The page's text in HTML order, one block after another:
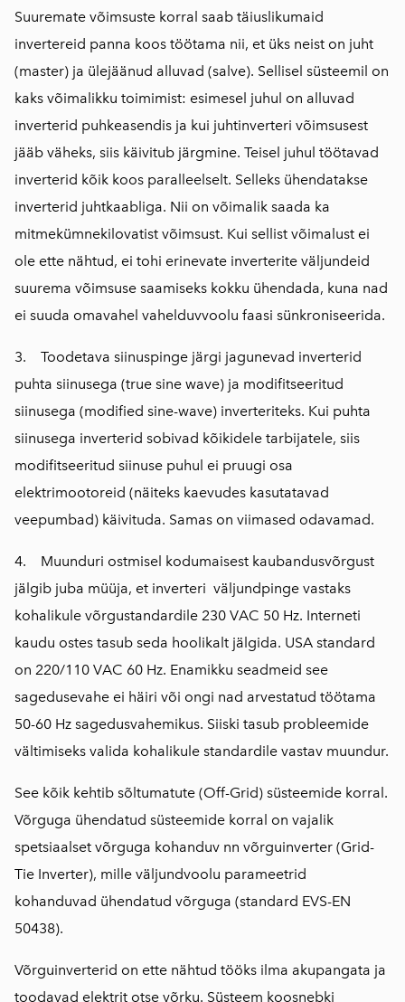
Suuremate võimsuste korral saab täiuslikumaid
invertereid panna koos töötama nii, et üks neist on juht
(master) ja ülejäänud alluvad (salve). Sellisel süsteemil on
kaks võimalikku toimimist: esimesel juhul on alluvad
inverterid puhkeasendis ja kui juhtinverteri võimsusest
jääb väheks, siis käivitub järgmine. Teisel juhul töötavad
inverterid kõik koos paralleelselt. Selleks ühendatakse
inverterid juhtkaabliga. Nii on võimalik saada ka
mitmekümnekilovatist võimsust. Kui sellist võimalust ei
ole ette nähtud, ei tohi erinevate inverterite väljundeid
suurema võimsuse saamiseks kokku ühendada, kuna nad
ei suuda omavahel vahelduvvoolu faasi sünkroniseerida.
3. Toodetava siinuspinge järgi jagunevad inverterid
puhta siinusega (true sine wave) ja modifitseeritud
siinusega (modified sine-wave) inverteriteks. Kui puhta
siinusega inverterid sobivad kõikidele tarbijatele, siis
modifitseeritud siinuse puhul ei pruugi osa
elektrimootoreid (näiteks kaevudes kasutatavad
veepumbad) käivituda. Samas on viimased odavamad.
4. Muunduri ostmisel kodumaisest kaubandusvõrgust
jälgib juba müüja, et inverteri väljundpinge vastaks
kohalikule võrgustandardile 230 VAC 50 Hz. Interneti
kaudu ostes tasub seda hoolikalt jälgida. USA standard
on 220/110 VAC 60 Hz. Enamikku seadmeid see
sagedusevahe ei häiri või ongi nad arvestatud töötama
50-60 Hz sagedusvahemikus. Siiski tasub probleemide
vältimiseks valida kohalikule standardile vastav muundur.
See kõik kehtib sõltumatute (Off-Grid) süsteemide korral.
Võrguga ühendatud süsteemide korral on vajalik
spetsiaalset võrguga kohanduv nn võrguinverter (Grid-
Tie Inverter), mille väljundvoolu parameetrid
kohanduvad ühendatud võrguga (standard EVS-EN
50438).
Võrguinverterid on ette nähtud tööks ilma akupangata ja
toodavad elektrit otse võrku. Süsteem koosnebki